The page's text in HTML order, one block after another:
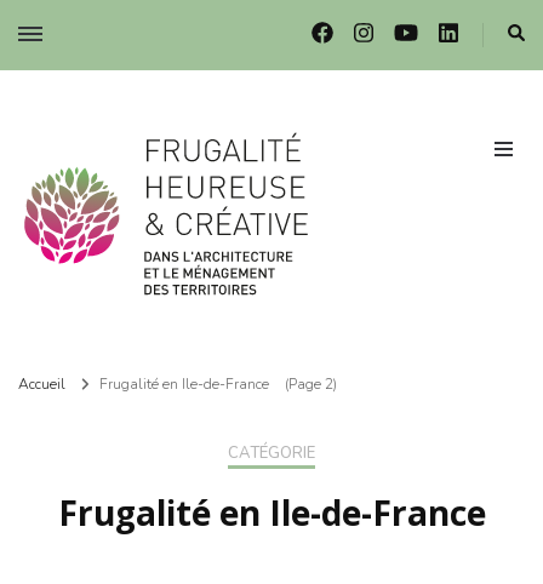
Frugalité dans l'architecture et le ménagement des territoires
Accueil Frugalité en Ile-de-France (Page 2)
CATÉGORIE
Frugalité en Ile-de-France